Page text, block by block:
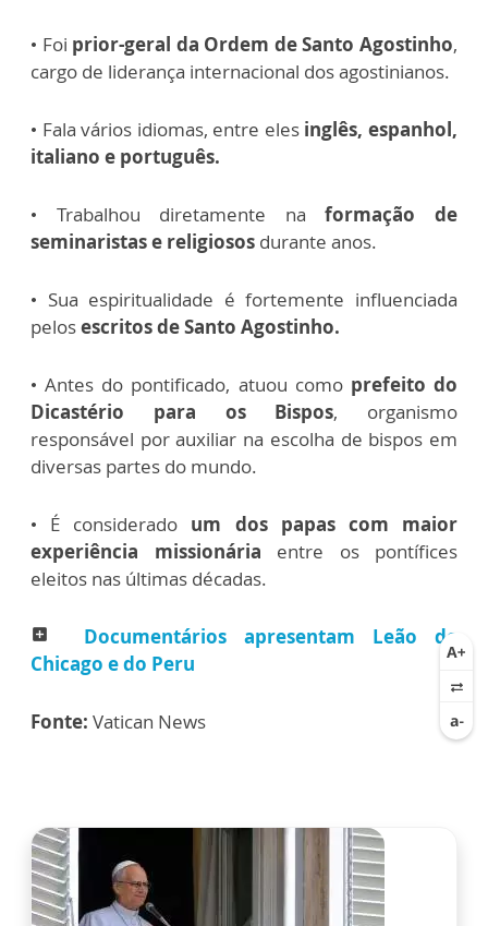
• Foi prior-geral da Ordem de Santo Agostinho,
cargo de liderança internacional dos agostinianos.
• Fala vários idiomas, entre eles inglês, espanhol,
italiano e português.
• Trabalhou diretamente naformação de
seminaristas e religiosos durante anos.
• Sua espiritualidade é fortemente influenciada
pelosescritos de Santo Agostinho.
• Antes do pontificado, atuou como prefeito do
Dicastério para os Bispos, organismo
responsável por auxiliar na escolha de bispos em
diversas partes do mundo.
• É considerado um dos papas com maior
experiência missionária entre os pontífices
eleitos nas últimas décadas.
add_box
Documentários apresentam Leão de
Chicago e do Peru
Fonte: Vatican News